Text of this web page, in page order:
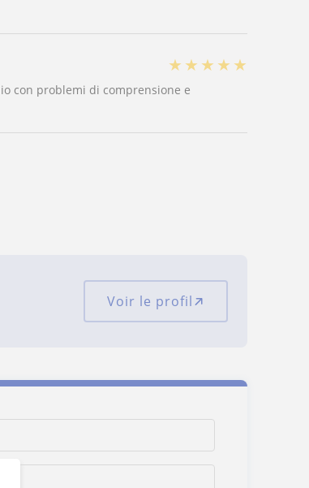
★ ★ ★ ★ ★
con problemi di comprensione e
Voir le profil